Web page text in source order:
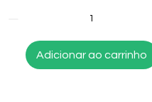
Adicionar ao carrinho